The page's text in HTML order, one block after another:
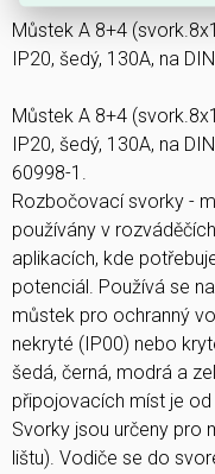
Můstek A 8+4
IP20, šedý, 130A, na
Můstek A 8+4
IP20, šedý, 130A, na
60998-1.
Rozbočovací svorky -
používány v
aplikacích, kde
potenciál. Používá se
můstek pro ochranný
nekryté (IP00) nebo
šedá, černá, modrá a
připojovacích míst je
Svorky jsou určeny pro
lištu). Vodiče se do